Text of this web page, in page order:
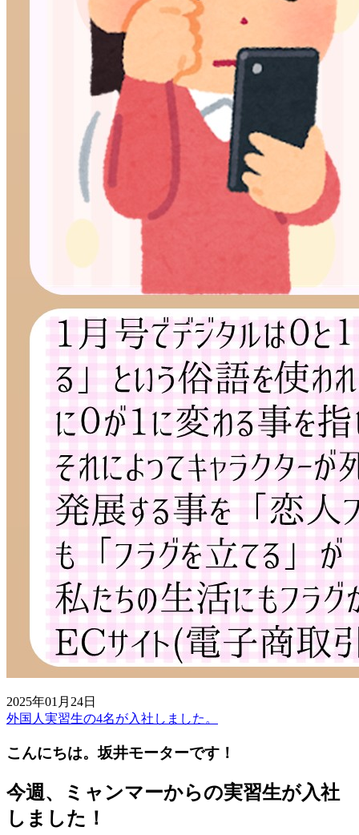
2025年01月24日
外国人実習生の4名が入社しました。
こんにちは。坂井モーターです！
今週、ミャンマーからの実習生が入社
しました！